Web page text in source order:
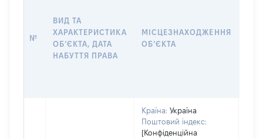
№
ВИД ТА
ХАРАКТЕРИСТИКА
ОБʼЄКТА, ДАТА
НАБУТТЯ ПРАВА
МІСЦЕЗНАХОДЖЕННЯ
ОБʼЄКТА
Країна: Україна
Поштовий індекс:
[Конфіденційна